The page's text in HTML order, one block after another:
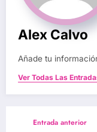
Alex Calvo
Añade tu
Ver Todas Las
Entrada anterior